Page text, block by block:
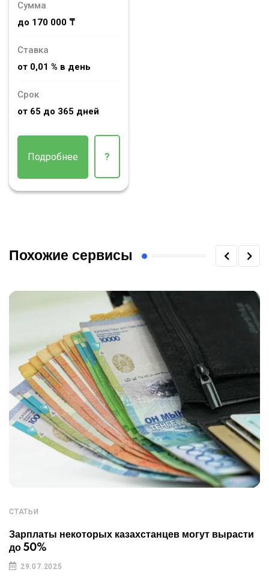
Сумма
до 170 000 ₸
Ставка
от 0,01 % в день
Срок
от 65 до 365 дней
Подробнее ?
Похожие сервисы
СТАТЬИ
Зарплаты некоторых казахстанцев могут вырасти
до 50%
29.07.2025